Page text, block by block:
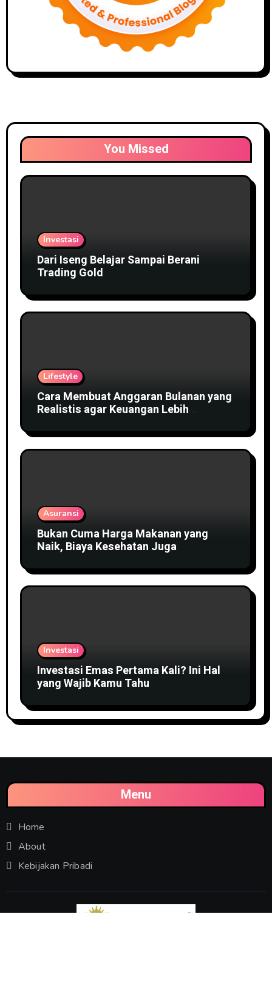
You Missed
Investasi
Dari Iseng Belajar Sampai Berani
Trading Gold
Lifestyle
Cara Membuat Anggaran Bulanan yang
Realistis agar Keuangan Lebih
Asuransi
Bukan Cuma Harga Makanan yang
Naik, Biaya Kesehatan Juga
Investasi
Investasi Emas Pertama Kali? Ini Hal
yang Wajib Kamu Tahu
Menu
Home
About
Kebijakan Pribadi